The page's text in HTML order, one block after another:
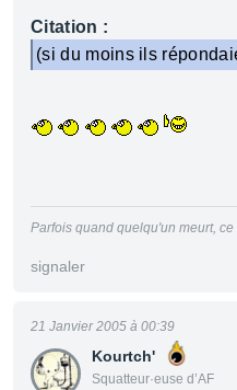
Citation :
(si du moins ils
Parfois quand quelqu'un meurt,
signaler
Kourtch'
Squatteur·euse d’AF
21 Janvier 2005 à 00:39